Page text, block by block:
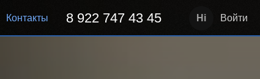
Контакты 8 922 747 43 45 Войти